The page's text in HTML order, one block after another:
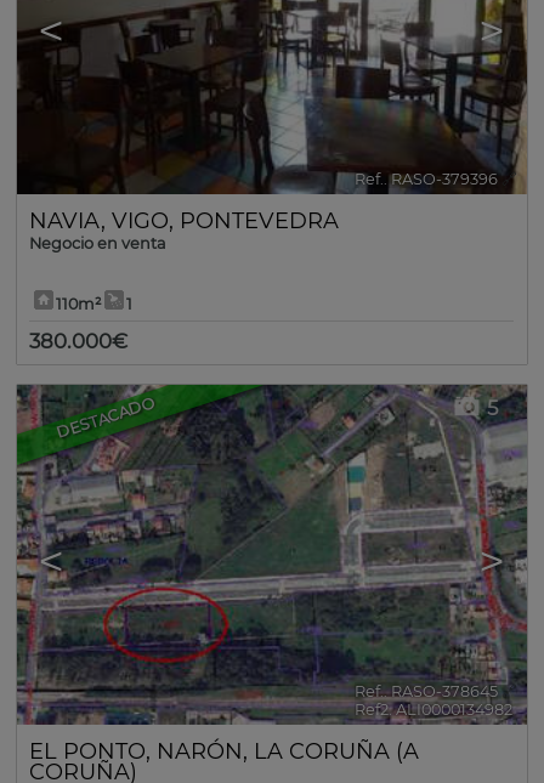
< >
Ref.. RASO-379396 🔗
NAVIA, VIGO, PONTEVEDRA
Negocio en venta
110m² 1
380.000€
DESTACADO
< >
5
Ref.. RASO-378645 🔗
Ref2. ALI0000134982
EL PONTO, NARÓN, LA CORUÑA (A
CORUÑA)